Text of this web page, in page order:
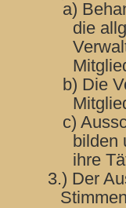
a)
die
b) Die
c)
bilden
ihre
3.) Der